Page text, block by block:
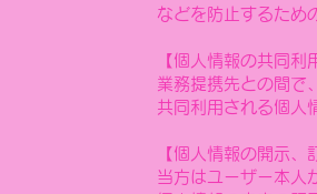
などを防止するため
【個人情報の共同利
業務提携先との間で
共同利用される個人
【個人情報の開示、
当方はユーザー本人